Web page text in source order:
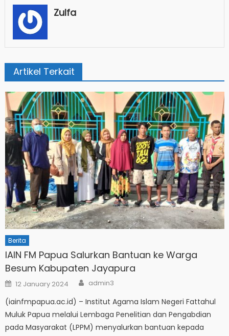
Zulfa
Artikel Terkait
Berita
IAIN FM Papua Salurkan Bantuan ke Warga
Besum Kabupaten Jayapura
Posted
on
12 January 2024 Author
admin3
(iainfmpapua.ac.id) – Institut Agama Islam Negeri Fattahul
Muluk Papua melalui Lembaga Penelitian dan Pengabdian
pada Masyarakat (LPPM) menyalurkan bantuan kepada